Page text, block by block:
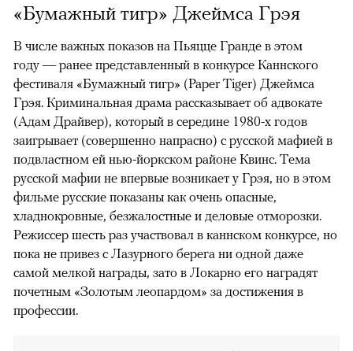
«Бумажный тигр» Джеймса Грэя
В числе важных показов на Пьяцце Гранде в этом
году — ранее представленный в конкурсе Каннского
фестиваля «Бумажный тигр» (Paper Tiger) Джеймса
Грэя. Криминальная драма рассказывает об адвокате
(Адам Драйвер), который в середине 1980-х годов
заигрывает (совершенно напрасно) с русской мафией в
подвластном ей нью-йоркском районе Квинс. Тема
русской мафии не впервые возникает у Грэя, но в этом
фильме русские показаны как очень опасные,
хладнокровные, безжалостные и деловые отморозки.
Режиссер шесть раз участвовал в каннском конкурсе, но
пока не привез с Лазурного берега ни одной даже
самой мелкой награды, зато в Локарно его наградят
почетным «Золотым леопардом» за достижения в
профессии.